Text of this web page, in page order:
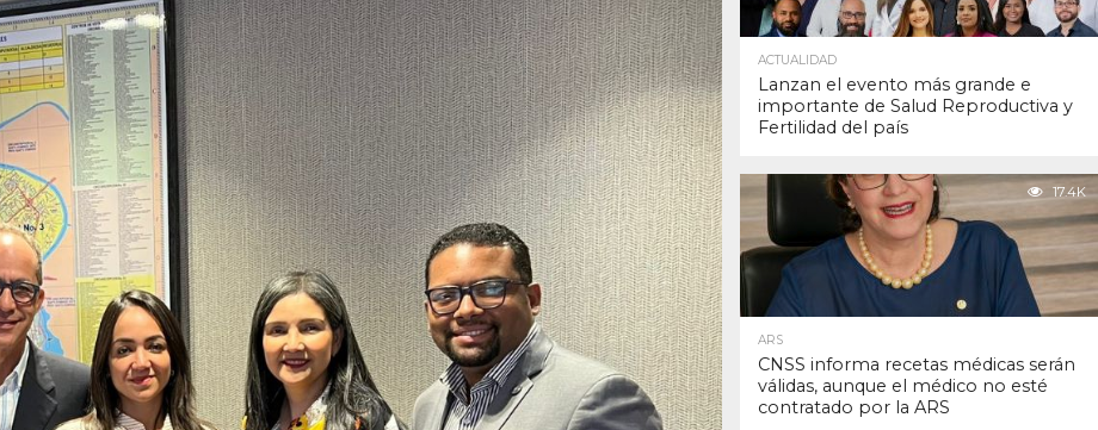
ACTUALIDAD
Lanzan el evento más grande e
importante de Salud Reproductiva y
Fertilidad del país
17.4K
ARS
CNSS informa recetas médicas serán
válidas, aunque el médico no esté
contratado por la ARS